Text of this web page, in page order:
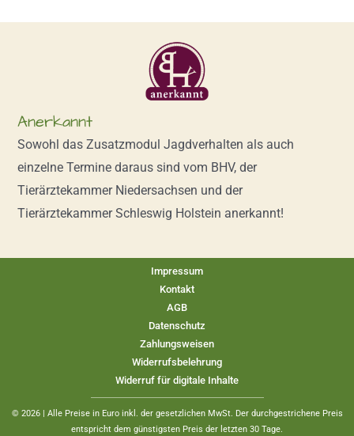
Anerkannt
Sowohl das Zusatzmodul Jagdverhalten als auch
einzelne Termine daraus sind vom BHV, der
Tierärztekammer Niedersachsen und der
Tierärztekammer Schleswig Holstein anerkannt!
Impressum
Kontakt
AGB
Datenschutz
Zahlungsweisen
Widerrufsbelehrung
Widerruf für digitale Inhalte
© 2026 | Alle Preise in Euro inkl. der gesetzlichen MwSt. Der durchgestrichene Preis
entspricht dem günstigsten Preis der letzten 30 Tage.